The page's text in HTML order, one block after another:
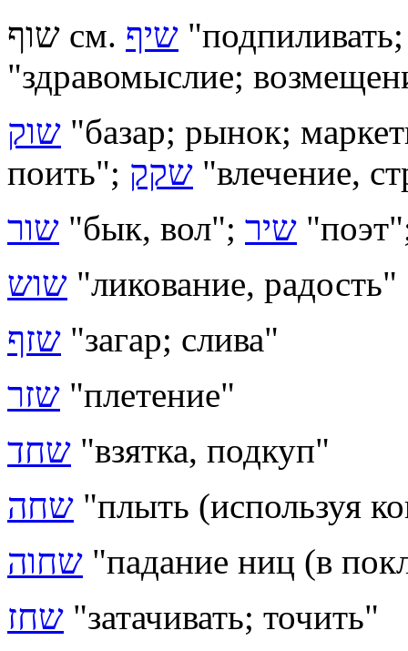
שוף см. שיף
"здравомыслие;
שוק "базар; рынок;
поить"; שקק "влечение,
שור "бык, вол"; שיר
שוש "ликование, радость"
שזף "загар; слива"
שזר "плетение"
שחד "взятка, подкуп"
שחה "плыть (используя
שחוה "падание ниц (в
שחז "затачивать; точить"